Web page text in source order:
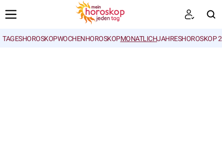
TAGESHOROSKOPWOCHENHOROSKOPMONATLICHJAHRESHOROSKOP